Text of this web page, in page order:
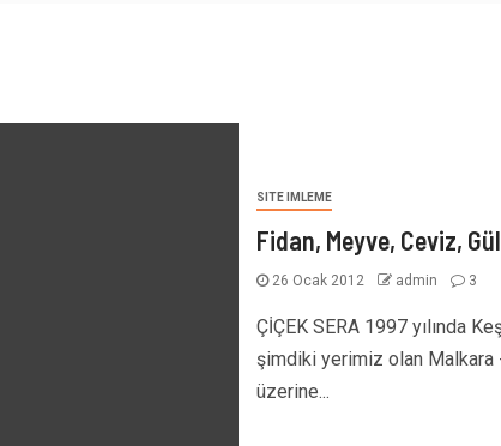
SITE IMLEME
Fidan, Meyve, Ceviz,
26 Ocak 2012 admin 3
ÇİÇEK SERA 1997 yılında
şimdiki yerimiz olan Malkara
üzerine...